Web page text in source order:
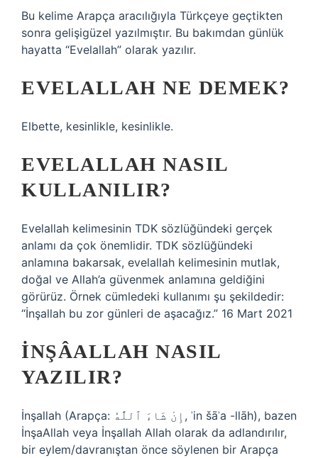
Bu kelime Arapça aracılığıyla Türkçeye geçtikten
sonra gelişigüzel yazılmıştır. Bu bakımdan günlük
hayatta “Evelallah” olarak yazılır.
EVELALLAH NE DEMEK?
Elbette, kesinlikle, kesinlikle.
EVELALLAH NASIL
KULLANILIR?
Evelallah kelimesinin TDK sözlüğündeki gerçek
anlamı da çok önemlidir. TDK sözlüğündeki
anlamına bakarsak, evelallah kelimesinin mutlak,
doğal ve Allah’a güvenmek anlamına geldiğini
görürüz. Örnek cümledeki kullanımı şu şekildedir:
“İnşallah bu zor günleri de aşacağız.” 16 Mart 2021
İNŞÂALLAH NASIL
YAZILIR?
İnşallah (Arapça: إِنْ شَاءَ ٱللَّٰهُ, ʾin šāʾa -llāh), bazen
İnşaAllah veya İnşallah Allah olarak da adlandırılır,
bir eylem/davranıştan önce söylenen bir Arapça